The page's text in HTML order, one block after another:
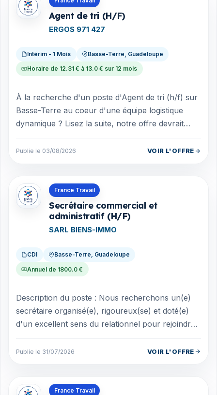
Agent de tri (H/F)
ERGOS 971 427
Intérim - 1 Mois Basse-Terre, Guadeloupe
Horaire de 12.31 € à 13.0 € sur 12 mois
À la recherche d'un poste d'Agent de tri (h/f) sur
Basse-Terre au coeur d'une équipe logistique
dynamique ? Lisez la suite, notre offre devrait
Publie le 03/08/2026 VOIR L'OFFRE
France Travail
Secrétaire commercial et
administratif (H/F)
SARL BIENS-IMMO
CDI Basse-Terre, Guadeloupe
Annuel de 1800.0 €
Description du poste : Nous recherchons un(e)
secrétaire organisé(e), rigoureux(se) et doté(e)
d'un excellent sens du relationnel pour rejoindre
Publie le 31/07/2026 VOIR L'OFFRE
Offres en Guadeloupe
France Travail
Offres en Guadeloupe